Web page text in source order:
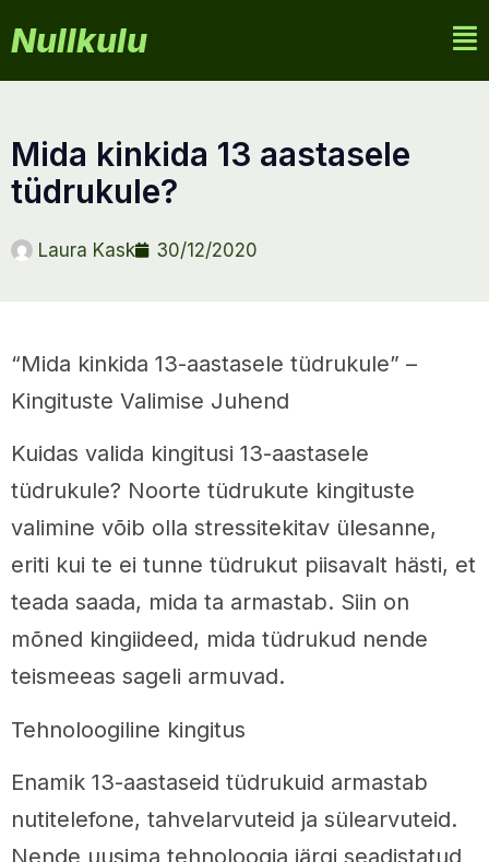
Nullkulu
mida kinkida 13 aastasele
tüdrukule?
Laura Kask 30/12/2020
“Mida kinkida 13-aastasele tüdrukule” –
Kingituste Valimise Juhend
Kuidas valida kingitusi 13-aastasele
tüdrukule? Noorte tüdrukute kingituste
valimine võib olla stressitekitav ülesanne,
eriti kui te ei tunne tüdrukut piisavalt hästi, et
teada saada, mida ta armastab. Siin on
mõned kingiideed, mida tüdrukud nende
teismeeas sageli armuvad.
Tehnoloogiline kingitus
Enamik 13-aastaseid tüdrukuid armastab
nutitelefone, tahvelarvuteid ja sülearvuteid.
Nende uusima tehnoloogia järgi seadistatud